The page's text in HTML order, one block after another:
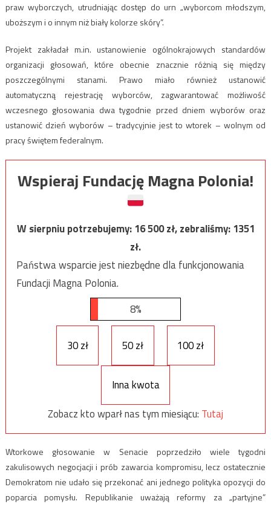
praw wyborczych, utrudniając dostęp do urn „wyborcom młodszym,
uboższym i o innym niż biały kolorze skóry”.
Projekt zakładał m.in. ustanowienie ogólnokrajowych standardów
organizacji głosowań, które obecnie znacznie różnią się między
poszczególnymi stanami. Prawo miało również ustanowić
automatyczną rejestrację wyborców, zagwarantować możliwość
wczesnego głosowania dwa tygodnie przed dniem wyborów oraz
ustanowić dzień wyborów – tradycyjnie jest to wtorek – wolnym od
pracy świętem federalnym.
Wspieraj Fundację Magna Polonia!
W sierpniu potrzebujemy:16 500zł, zebraliśmy:1351
zł.
Państwa wsparcie jest niezbędne dla funkcjonowania
Fundacji Magna Polonia.
8%
30 zł 50 zł 100 zł
Inna kwota
Zobacz kto wparł nas tym miesiącu: Tutaj
Wtorkowe głosowanie w Senacie poprzedziło wiele tygodni
zakulisowych negocjacji i prób zawarcia kompromisu, lecz ostatecznie
Demokratom nie udało się przekonać ani jednego polityka opozycji do
poparcia pomysłu. Republikanie uważają reformy za „partyjne”